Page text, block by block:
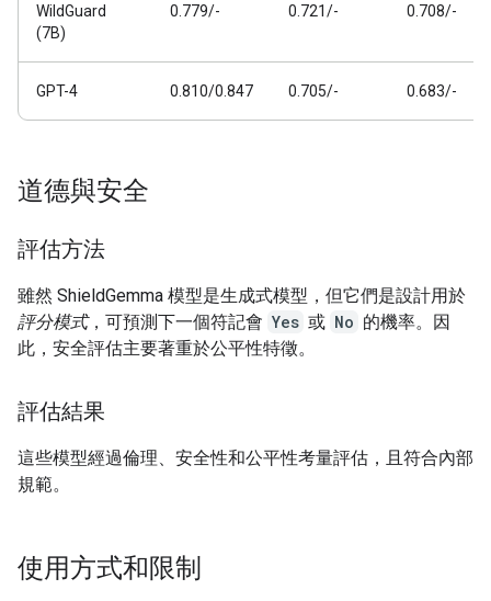
WildGuard
(7B)
0.779/- 0.721/- 0.708/-
GPT-4 0.810/0.847 0.705/- 0.683/-
道德與安全
評估方法
雖然 ShieldGemma 模型是生成式模型，但它們是設計用於
評分模式，可預測下一個符記會 Yes 或 No 的機率。因
此，安全評估主要著重於公平性特徵。
評估結果
這些模型經過倫理、安全性和公平性考量評估，且符合內部
規範。
使用方式和限制